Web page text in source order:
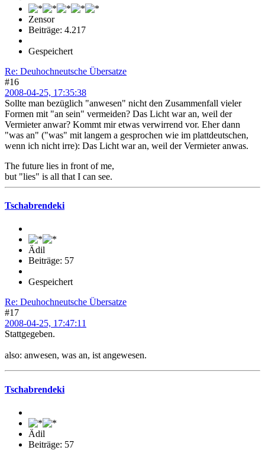
Zensor
Beiträge: 4.217
Gespeichert
Re: Deuhochneutsche Übersatze
#16
2008-04-25, 17:35:38
Sollte man bezüglich "anwesen" nicht den Zusammenfall vieler
Formen mit "an sein" vermeiden? Das Licht war an, weil der
Vermieter anwar? Kommt mir etwas verwirrend vor. Eher dann
"was an" ("was" mit langem a gesprochen wie im plattdeutschen,
wenn ich nicht irre): Das Licht war an, weil der Vermieter anwas.
The future lies in front of me,
but "lies" is all that I can see.
Tschabrendeki
Ädil
Beiträge: 57
Gespeichert
Re: Deuhochneutsche Übersatze
#17
2008-04-25, 17:47:11
Stattgegeben.
also: anwesen, was an, ist angewesen.
Tschabrendeki
Ädil
Beiträge: 57